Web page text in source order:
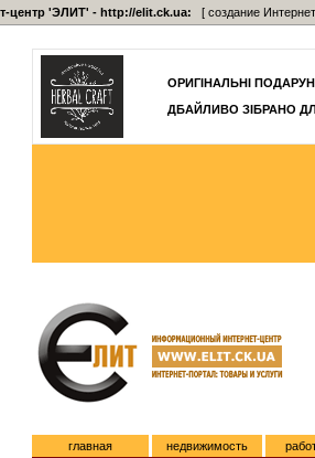
центр 'ЭЛИТ' - http://elit.ck.ua: [ создание
ОРИГІНАЛЬНІ
ДБАЙЛИВО ЗІБРАНО
главная недвижимость